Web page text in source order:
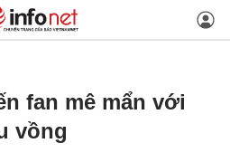
fan mê mẩn với
vồng